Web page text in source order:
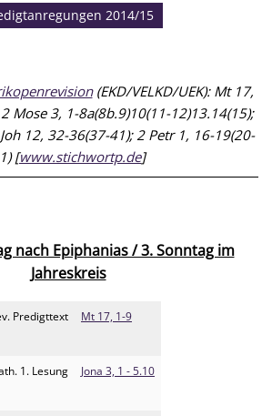
2014/15
(EKD/VELKD/UEK): Mt 17,
Mose 3, 1-8a(8b.9)10(11-12)13.14(15);
12, 32-36(37-41); 2 Petr 1, 16-19(20-
[www.stichwortp.de]
nach Epiphanias / 3. Sonntag im
Jahreskreis
Predigttext
1. Lesung
Mt 17, 1-9
Jona 3, 1 - 5.10